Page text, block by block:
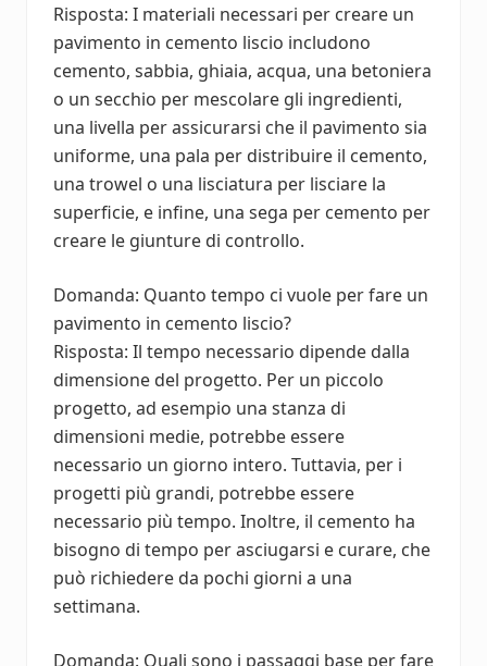
Risposta: I materiali necessari per creare un
pavimento in cemento liscio includono
cemento, sabbia, ghiaia, acqua, una betoniera
o un secchio per mescolare gli ingredienti,
una livella per assicurarsi che il pavimento sia
uniforme, una pala per distribuire il cemento,
una trowel o una lisciatura per lisciare la
superficie, e infine, una sega per cemento per
creare le giunture di controllo.
Domanda: Quanto tempo ci vuole per fare un
pavimento in cemento liscio?
Risposta: Il tempo necessario dipende dalla
dimensione del progetto. Per un piccolo
progetto, ad esempio una stanza di
dimensioni medie, potrebbe essere
necessario un giorno intero. Tuttavia, per i
progetti più grandi, potrebbe essere
necessario più tempo. Inoltre, il cemento ha
bisogno di tempo per asciugarsi e curare, che
può richiedere da pochi giorni a una
settimana.
Domanda: Quali sono i passaggi base per fare